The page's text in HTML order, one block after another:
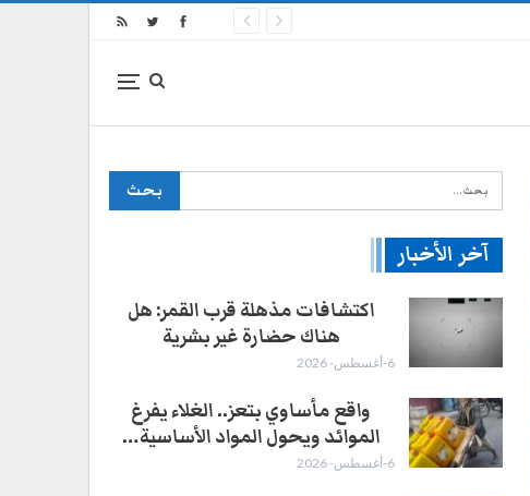
آخر الأخبار
اكتشافات مذهلة قرب القمر: هل
هناك حضارة غير بشرية
6-أغسطس- 2026
واقع مأساوي بتعز.. الغلاء يفرغ
الموائد ويحول المواد الأساسية…
6-أغسطس- 2026